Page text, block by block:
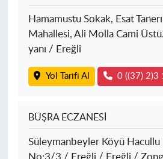
Hamamustu Sokak, Esat
Mahallesi, Ali Molla Cami
yanı / Ereğli
Yol Tarifi Al 0 ((37) 2)3
BÜŞRA ECZANESİ
Süleymanbeyler Köyü Hacullu
No:3/3 / Ereğli / Ereğli /